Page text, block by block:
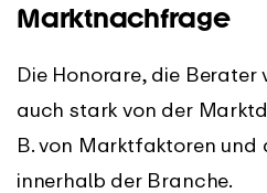
Marktnachfrage
Die Honorare, die Berater
auch stark von der
B. von Marktfaktoren und
innerhalb der Branche.